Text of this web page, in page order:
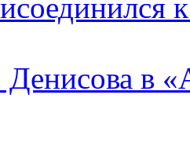
Денисова в